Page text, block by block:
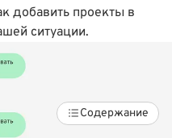
добавить проекты в
ситуации.
Содержание